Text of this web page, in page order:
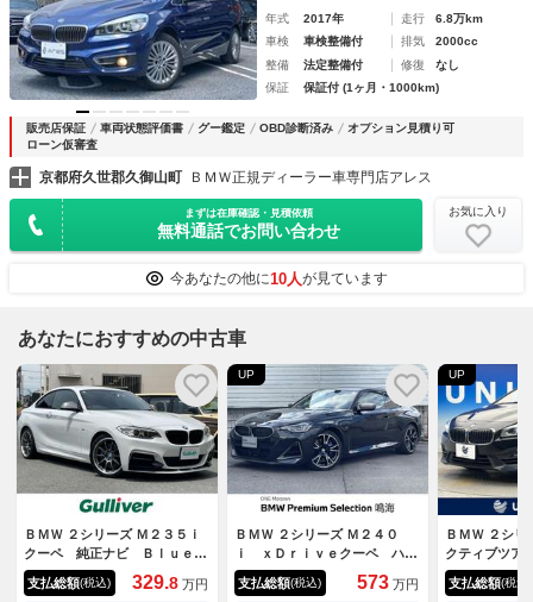
年式 2017年 走行
6.8万km
車検
車検整備付 排気
2000cc
整備
法定整備付 修復
なし
保証
保証付 (1ヶ月・1000km)
販売店保証 車両状態評価書 グー鑑定 OBD診断済み
オプション見積り可
ローン仮審査
京都府久世郡久御山町 ＢＭＷ正規ディーラー車専門店アレス
まずは在庫確認・見積依頼
無料通話でお問い合わせ
お気に入り
今あなたの他に10人が見ています
あなたにおすすめの中古車
ＢＭＷ ２シリーズ Ｍ２３５ｉ
クーペ 純正ナビ Ｂｌｕｅｔ
ｏｏｔｈ ルームミラー一体型
ＥＴＣ 前方ドライブレコーダ
支払総額(税込) 329.8 万円
UP
ＢＭＷ ２シリーズ Ｍ２４０
ｉ ｘＤｒｉｖｅクーペ ハイ
ラインパッケージ ２年保証付
き認定中古車・ファストトラッ
支払総額(税込) 573 万円
UP
ＢＭＷ ２シリ
クティブツア
ル プラスＰ
グアシスト
支払総額(税込)